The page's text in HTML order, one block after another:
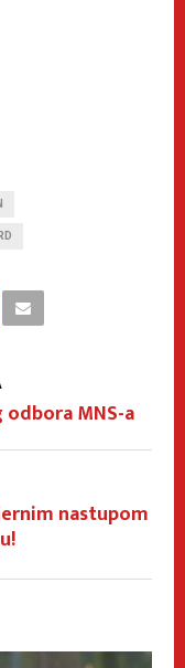
odbora MNS-a
nastupom